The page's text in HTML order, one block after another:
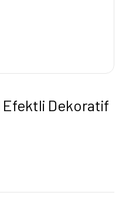
Efektli Dekoratif